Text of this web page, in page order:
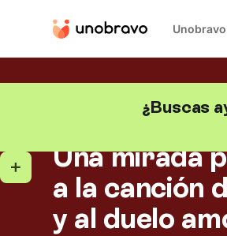
Unobravo
¿Buscas
Una mirada
a la canción
y al duelo